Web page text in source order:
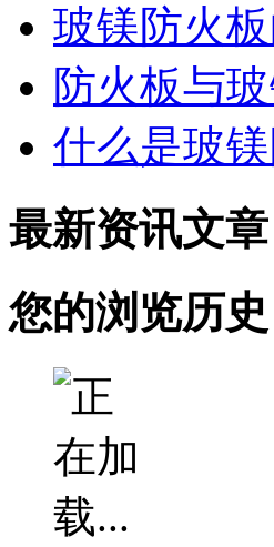
玻镁防火
防火板与
什么是玻
最新资讯文章
您的浏览历史